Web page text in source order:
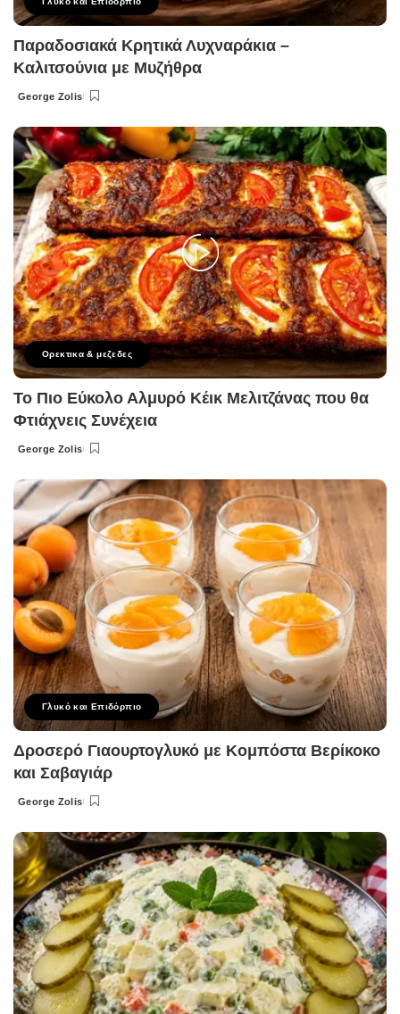
Παραδοσιακά Κρητικά Λυχναράκια –
Καλιτσούνια με Μυζήθρα
Posted
George Zolis
Ορεκτικα & μεζεδες
Το Πιο Εύκολο Αλμυρό Κέικ Μελιτζάνας που θα
Φτιάχνεις Συνέχεια
Posted
George Zolis
Γλυκό και Επιδόρπιο
Δροσερό Γιαουρτογλυκό με Κομπόστα Βερίκοκο
και Σαβαγιάρ
Posted
George Zolis